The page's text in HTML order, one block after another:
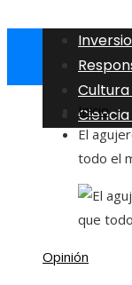
Inicio
El
todo el
Opinión